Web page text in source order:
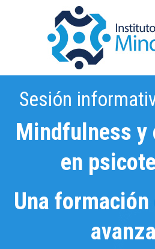
Sesión
Mindfulness y
en
Una